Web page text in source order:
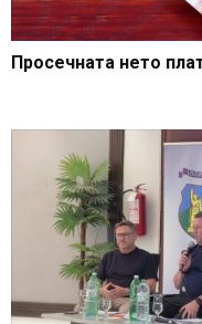
Просечната нето